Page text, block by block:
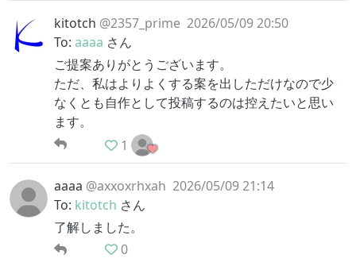
kitotch @2357_prime 2026/05/09 20:50
To: aaaa さん
ご提案ありがとうございます。
ただ、私はよりよくする案を出しただけなので少
なくとも自作として投稿するのは控えたいと思い
ます。
1
aaaa @axxoxrhxah 2026/05/09 21:14
To: kitotch さん
了解しました。
0